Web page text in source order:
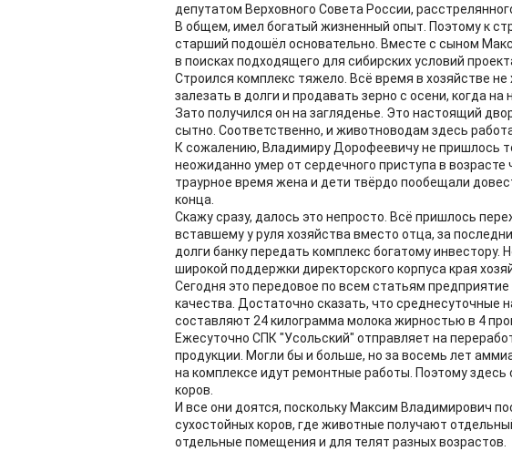
депутатом Верховного Совета России,
В общем, имел богатый жизненный опыт. Поэтому к
старший подошёл основательно. Вместе с сыном
в поисках подходящего для сибирских условий
Строился комплекс тяжело. Всё время в хозяйстве
залезать в долги и продавать зерно с осени, когда
Зато получился он на загляденье. Это настоящий
сытно. Соответственно, и животноводам здесь
К сожалению, Владимиру Дорофеевичу не пришлось
неожиданно умер от сердечного приступа в возрасте
траурное время жена и дети твёрдо пообещали
конца.
Скажу сразу, далось это непросто. Всё пришлось
вставшему у руля хозяйства вместо отца, за
долги банку передать комплекс богатому
широкой поддержки директорского корпуса края
Сегодня это передовое по всем статьям
качества. Достаточно сказать, что среднесуточные
составляют 24 килограмма молока жирностью в 4
Ежесуточно СПК "Усольский" отправляет на
продукции. Могли бы и больше, но за восемь лет
на комплексе идут ремонтные работы. Поэтому здесь
коров.
И все они доятся, поскольку Максим Владимирович
сухостойных коров, где животные получают
отдельные помещения и для телят разных возрастов.